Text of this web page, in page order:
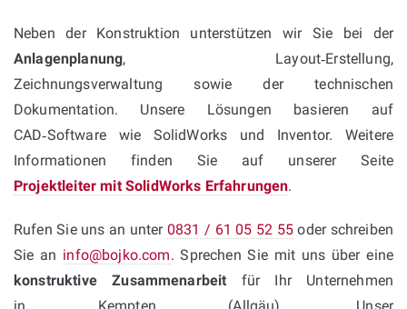
Neben der Konstruktion unterstützen wir Sie bei der
Anlagenplanung, Layout‑Erstellung,
Zeichnungsverwaltung sowie der technischen
Dokumentation. Unsere Lösungen basieren auf
CAD‑Software wie SolidWorks und Inventor. Weitere
Informationen finden Sie auf unserer Seite
Projektleiter mit SolidWorks Erfahrungen.
Rufen Sie uns an unter 0831 / 61 05 52 55 oder schreiben
Sie an info@bojko.com. Sprechen Sie mit uns über eine
konstruktive Zusammenarbeit für Ihr Unternehmen